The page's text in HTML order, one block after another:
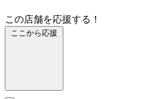
この店舗を応援する！
ここから応援